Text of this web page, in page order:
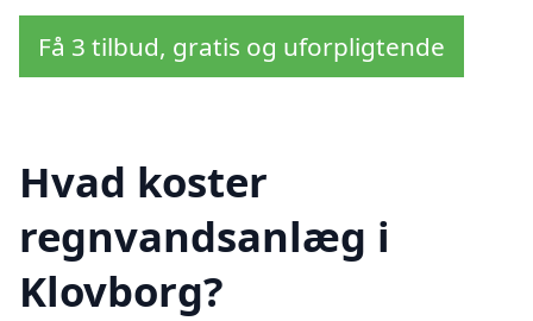
Få 3 tilbud, gratis og uforpligtende
Hvad koster
regnvandsanlæg i
Klovborg?